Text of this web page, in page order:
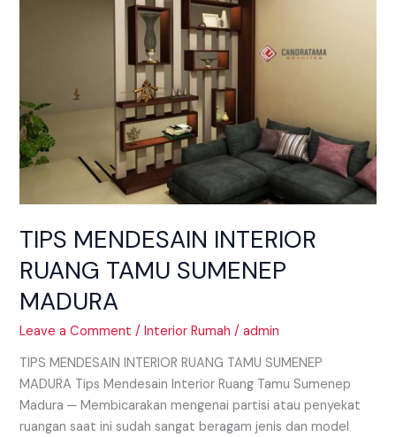
TIPS MENDESAIN INTERIOR
RUANG TAMU SUMENEP
MADURA
Leave a Comment /Interior Rumah /admin
TIPS MENDESAIN INTERIOR RUANG TAMU SUMENEP
MADURA Tips Mendesain Interior Ruang Tamu Sumenep
Madura ─ Membicarakan mengenai partisi atau penyekat
ruangan saat ini sudah sangat beragam jenis dan model